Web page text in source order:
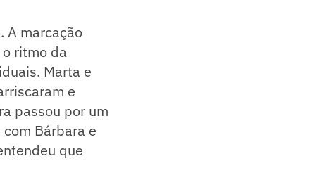
A marcação
ritmo da
Marta e
e
passou por um
Bárbara e
que